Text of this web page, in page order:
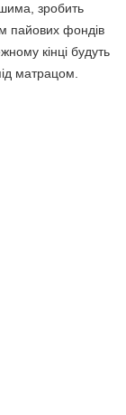
зробить
пайових фондів
кінці будуть
матрацом.